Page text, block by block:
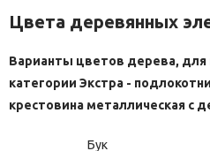
Цвета деревянных
Варианты цветов дерева, для
категории Экстра -
крестовина металлическая с
Бук